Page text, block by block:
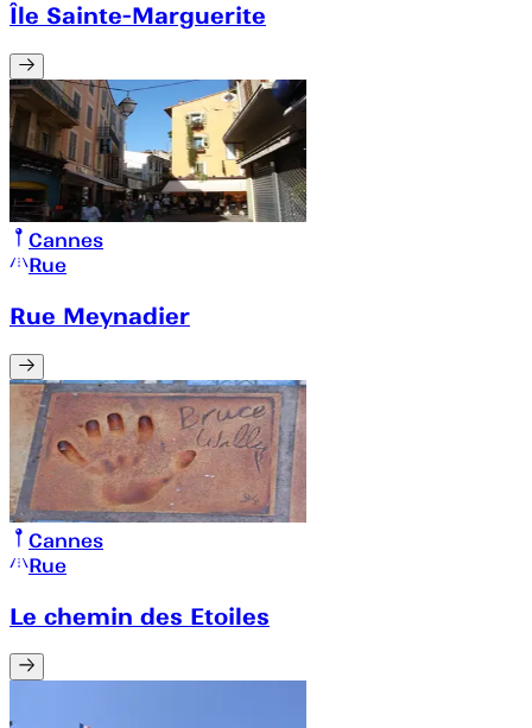
Île Sainte-Marguerite
Cannes
Rue
Rue Meynadier
Cannes
Rue
Le chemin des Etoiles